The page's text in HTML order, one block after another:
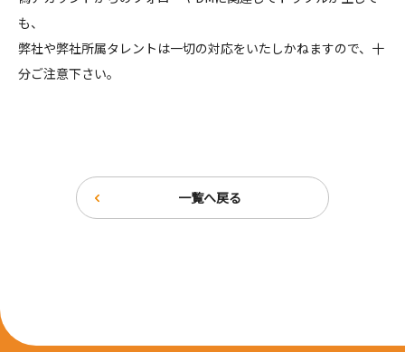
も、
弊社や弊社所属タレントは一切の対応をいたしかねますので、十
分ご注意下さい。
一覧へ戻る